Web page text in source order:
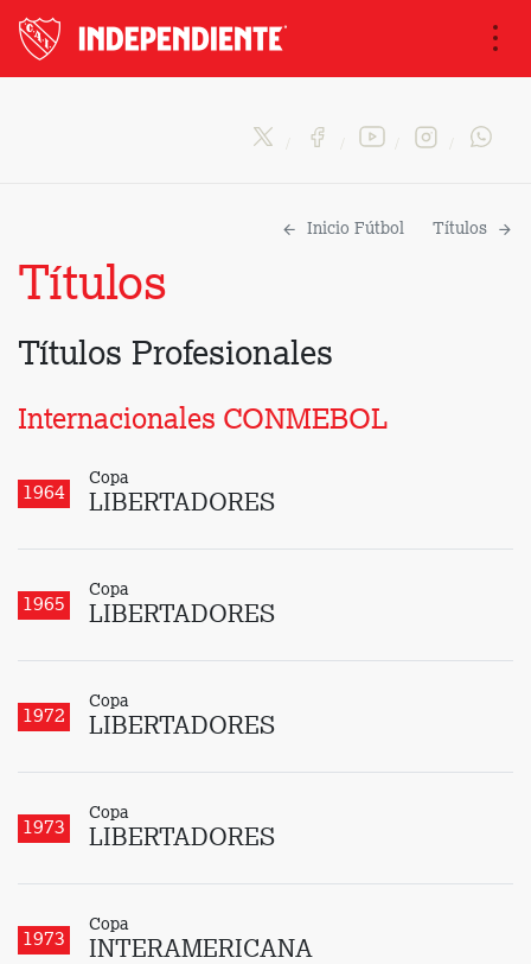
Títulos
Inicio Fútbol
Títulos
Títulos Profesionales
Internacionales CONMEBOL
1964
Copa
LIBERTADORES
1965
Copa
LIBERTADORES
1972
Copa
LIBERTADORES
1973
Copa
LIBERTADORES
1973
Copa
INTERAMERICANA